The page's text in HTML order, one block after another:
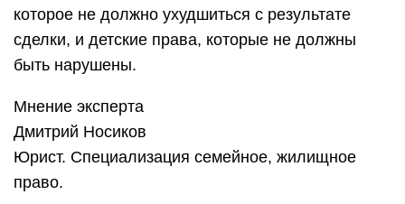
которое не должно ухудшиться с результате
сделки, и детские права, которые не должны
быть нарушены.
Мнение эксперта
Дмитрий Носиков
Юрист. Специализация семейное, жилищное
право.